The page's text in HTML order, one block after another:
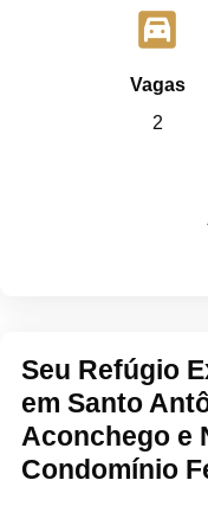
garage
Vagas
2
Seu Refúgio
em Santo
Aconchego e
Condomínio